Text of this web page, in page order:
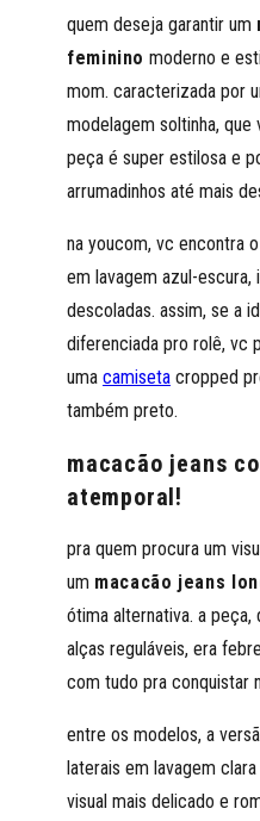
quem deseja garantir um
feminino moderno e
mom. caracterizada por
modelagem soltinha, que
peça é super estilosa e
arrumadinhos até mais
na youcom, vc encontra
em lavagem azul-
descoladas. assim, se a
diferenciada pro rolê, vc
uma camiseta cropped
também preto.
macacão jeans
atemporal!
pra quem procura um
um macacão jeans
ótima alternativa. a
alças reguláveis, era
com tudo pra conquistar
entre os modelos, a
laterais em lavagem
visual mais delicado e